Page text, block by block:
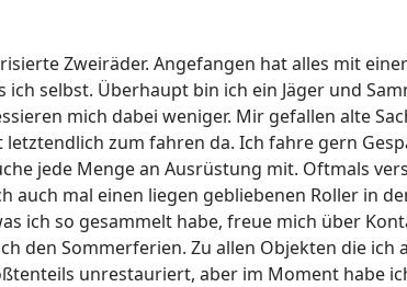
Zweiräder. Angefangen hat alles mit
selbst. Überhaupt bin ich ein Jäger und
mich dabei weniger. Mir gefallen alte
zum fahren da. Ich fahre gern
jede Menge an Ausrüstung mit. Oftmals
auch mal einen liegen gebliebenen Roller in
ich so gesammelt habe, freue mich über
den Sommerferien. Zu allen Objekten die
unrestauriert, aber im Moment habe